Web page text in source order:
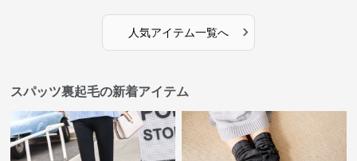
人気アイテム一覧へ ›
スパッツ裏起毛の新着アイテム